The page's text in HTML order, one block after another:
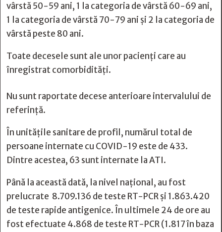
vârstă 50-59 ani, 1 la categoria de vârstă 60-69 ani,
1 la categoria de vârstă 70-79 ani și 2 la categoria de
vârstă peste 80 ani.
Toate decesele sunt ale unor pacienți care au
înregistrat comorbidități.
Nu sunt raportate decese anterioare intervalului de
referință.
În unitățile sanitare de profil, numărul total de
persoane internate cu COVID-19 este de 433.
Dintre acestea, 63 sunt internate la ATI.
Până la această dată, la nivel național, au fost
prelucrate 8.709.136 de teste RT-PCR și 1.863.420
de teste rapide antigenice. În ultimele 24 de ore au
fost efectuate 4.868 de teste RT-PCR (1.817 în baza